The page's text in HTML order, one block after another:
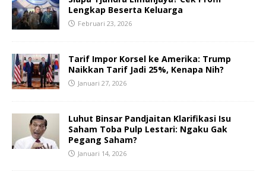
Lengkap Beserta Keluarga
Februari 23, 2026
Tarif Impor Korsel ke Amerika: Trump
Naikkan Tarif Jadi 25%, Kenapa Nih?
Januari 27, 2026
Luhut Binsar Pandjaitan Klarifikasi Isu
Saham Toba Pulp Lestari: Ngaku Gak
Pegang Saham?
Januari 14, 2026